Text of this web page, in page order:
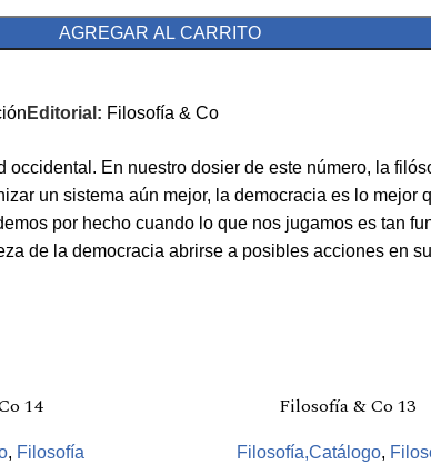
AGREGAR AL CARRITO
Editorial: Filosofía & Co
En nuestro dosier de este número, la
un sistema aún mejor, la democracia es lo
por hecho cuando lo que nos jugamos es tan
de la democracia abrirse a posibles acciones en
14
, Filosofía
Filosofía & Co 13
Filosofía,Catálogo,